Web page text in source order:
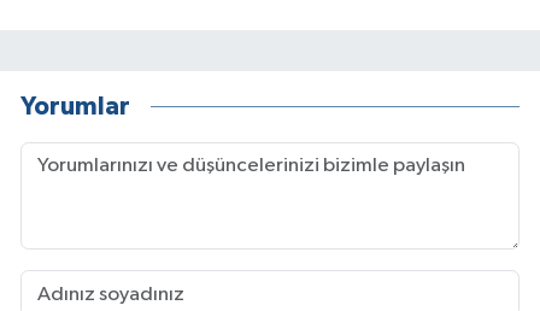
Yorumlar